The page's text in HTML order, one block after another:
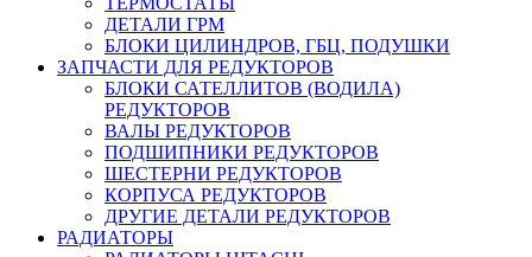
ДЕТАЛИ ГРМ
БЛОКИ ЦИЛИНДРОВ, ГБЦ, ПОДУШКИ
ЗАПЧАСТИ ДЛЯ РЕДУКТОРОВ
БЛОКИ САТЕЛЛИТОВ (ВОДИЛА)
РЕДУКТОРОВ
ВАЛЫ РЕДУКТОРОВ
ПОДШИПНИКИ РЕДУКТОРОВ
ШЕСТЕРНИ РЕДУКТОРОВ
КОРПУСА РЕДУКТОРОВ
ДРУГИЕ ДЕТАЛИ РЕДУКТОРОВ
РАДИАТОРЫ